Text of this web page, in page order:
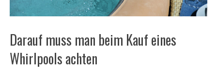
Darauf muss man beim Kauf eines
Whirlpools achten